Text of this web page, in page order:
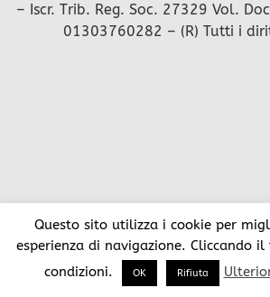
– Iscr. Trib. Reg. Soc. 27329 Vol.
01303760282 – (R) Tutti i
Questo sito utilizza i cookie per
esperienza di navigazione. Cliccando
condizioni.
OK Rifiuta